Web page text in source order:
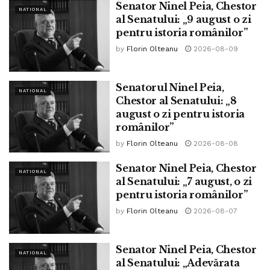
Condus şi orchestrat de liderul sovietic Iosif Stalin între anii
1932-1933, acest genocid a avut ca scop distrugerea
oricărei forme de independenţă şi opoziţie în rândurile
poporului ucrainean.
Autoritățile sovietice au luat cu forța
mâncarea și terenurile fermierilor ucraineni
O parte din fermierii din Ucraina au rezistat politicilor de
colectivizare ale lui Stalin. Regimul sovietic i-a etichetat
drept trădători ai clasei muncitoare. Astfel, autoritățile au
început să le ia cu forța terenurile și mâncarea. Mulți dintre
aceștia au fost trimiși în Siberia ulterior. Cei care au rămas
în Ucraina, au murit de foame.
toată mâncarea a fost furată
NATIONAL
Senator Ninel Peia, Chestor
al Senatului: „9 august o zi
pentru istoria românilor”
by Florin Olteanu 2026-08-09
NATIONAL
Senatorul Ninel Peia,
Chestor al Senatului: „8
august o zi pentru istoria
românilor”
by Florin Olteanu 2026-08-08
NATIONAL
Senator Ninel Peia, Chestor
al Senatului: „7 august, o zi
pentru istoria românilor”
by Florin Olteanu 2026-08-07
NATIONAL
Senator Ninel Peia, Chestor
al Senatului: „Adevărata